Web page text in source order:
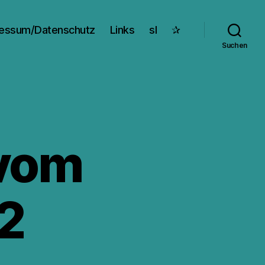
Datenschutz Links sl ✰
Suchen